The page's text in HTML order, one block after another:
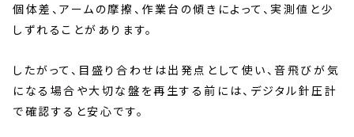
個体差、アームの摩擦、作業台の傾きによって、実測値と少
しずれることがあります。
したがって、目盛り合わせは出発点として使い、音飛びが気
になる場合や大切な盤を再生する前には、デジタル針圧計
で確認すると安心です。